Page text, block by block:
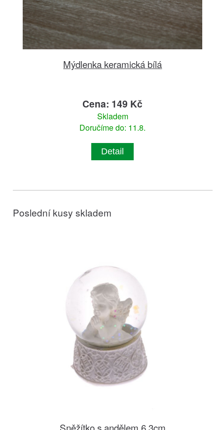
Mýdlenka keramická bílá
Cena: 149 Kč
Skladem
Doručíme do: 11.8.
Detail
Poslední kusy skladem